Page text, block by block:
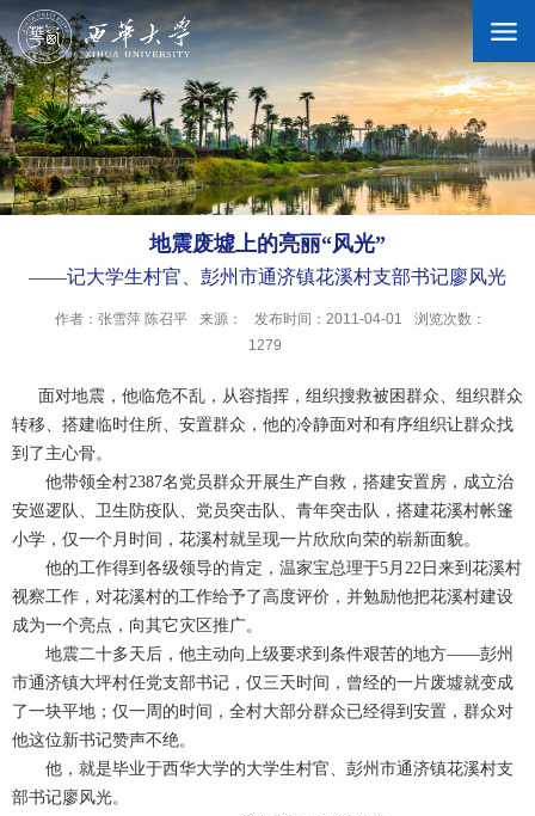
学校概况
招生就业
合作交流
公共服务
人才招聘
地震废墟上的亮丽“风光”
——记大学生村官、彭州市通济镇花溪村支部书记廖风光
作者：张雪萍 陈召平 来源： 发布时间：2011-04-01
浏览次数：
1279
面对地震，他临危不乱，从容指挥，组织搜救被困群众、组织群众
转移、搭建临时住所、安置群众，他的冷静面对和有序组织让群众找
到了主心骨。
他带领全村2387名党员群众开展生产自救，搭建安置房，成立治
安巡逻队、卫生防疫队、党员突击队、青年突击队，搭建花溪村帐篷
小学，仅一个月时间，花溪村就呈现一片欣欣向荣的崭新面貌。
他的工作得到各级领导的肯定，温家宝总理于5月22日来到花溪村
视察工作，对花溪村的工作给予了高度评价，并勉励他把花溪村建设
成为一个亮点，向其它灾区推广。
地震二十多天后，他主动向上级要求到条件艰苦的地方——彭州
市通济镇大坪村任党支部书记，仅三天时间，曾经的一片废墟就变成
了一块平地；仅一周的时间，全村大部分群众已经得到安置，群众对
他这位新书记赞声不绝。
他，就是毕业于西华大学的大学生村官、彭州市通济镇花溪村支
部书记廖风光。